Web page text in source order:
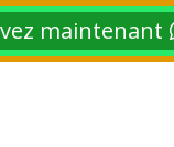
maintenant